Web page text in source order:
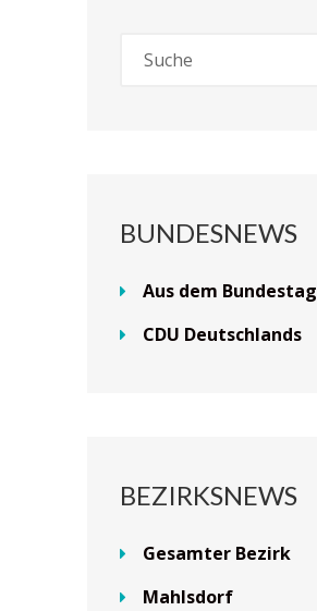
BUNDESNEWS
Aus dem Bundestag
CDU Deutschlands
BEZIRKSNEWS
Gesamter Bezirk
Mahlsdorf